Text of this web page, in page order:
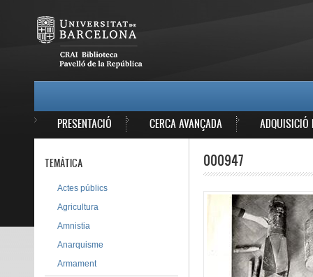
PRESENTACIÓ CERCA AVANÇADA ADQUISICIÓ
000947
TEMÀTICA
Actes públics
Agricultura
Amnistia
Anarquisme
Armament